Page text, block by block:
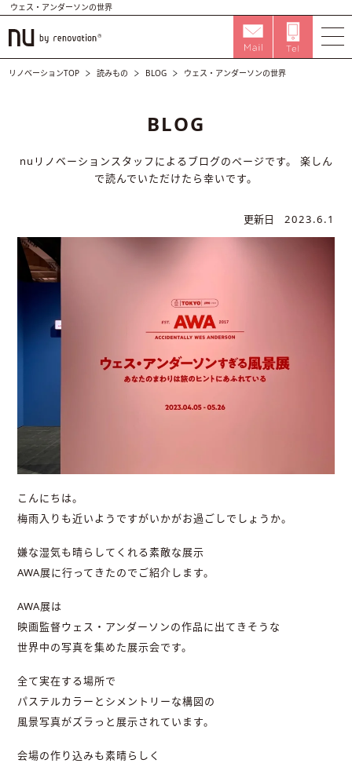
ウェス・アンダーソンの世界
リノベーションTOP 読みもの BLOG ウェス・アンダーソンの世界
BLOG
nuリノベーションスタッフによるブログのページです。
楽しん
で読んでいただけたら幸いです。
更新日 2023.6.1
こんにちは。
梅雨入りも近いようですがいかがお過ごしでしょうか。
嫌な湿気も晴らしてくれる素敵な展示
AWA展に行ってきたのでご紹介します。
AWA展は
映画監督ウェス・アンダーソンの作品に出てきそうな
世界中の写真を集めた展示会です。
全て実在する場所で
パステルカラーとシメントリーな構図の
風景写真がズラっと展示されています。
会場の作り込みも素晴らしく